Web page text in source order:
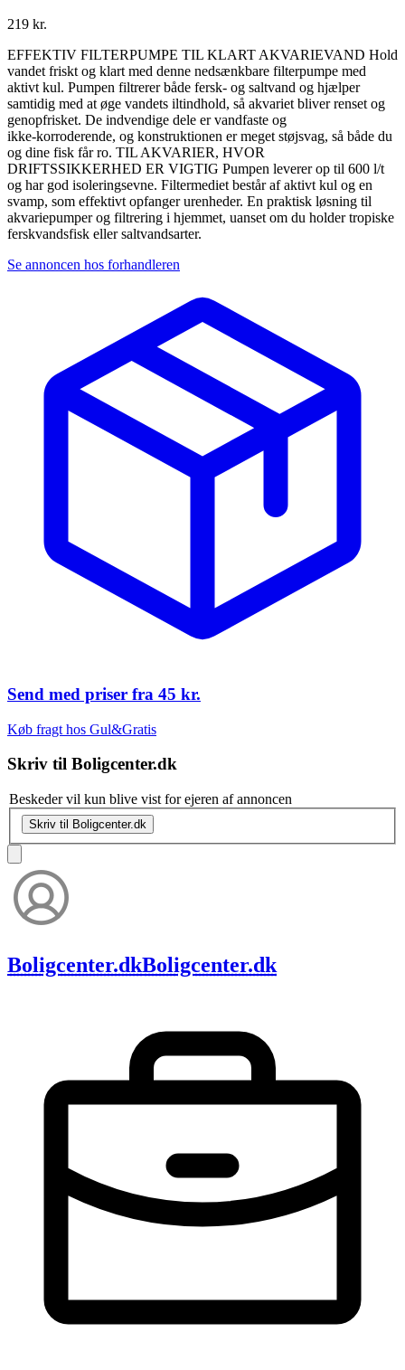
219 kr.
EFFEKTIV FILTERPUMPE TIL KLART AKVARIEVAND Hold
vandet friskt og klart med denne nedsænkbare filterpumpe med
aktivt kul. Pumpen filtrerer både fersk- og saltvand og hjælper
samtidig med at øge vandets iltindhold, så akvariet bliver renset og
genopfrisket. De indvendige dele er vandfaste og
ikke‑korroderende, og konstruktionen er meget støjsvag, så både du
og dine fisk får ro. TIL AKVARIER, HVOR
DRIFTSSIKKERHED ER VIGTIG Pumpen leverer op til 600 l/t
og har god isoleringsevne. Filtermediet består af aktivt kul og en
svamp, som effektivt opfanger urenheder. En praktisk løsning til
akvariepumper og filtrering i hjemmet, uanset om du holder tropiske
ferskvandsfisk eller saltvandsarter.
Se annoncen hos forhandleren
Send med priser fra 45 kr.
Køb fragt hos Gul&Gratis
Skriv til Boligcenter.dk
Beskeder vil kun blive vist for ejeren af annoncen
Skriv til Boligcenter.dk
Boligcenter.dkBoligcenter.dk